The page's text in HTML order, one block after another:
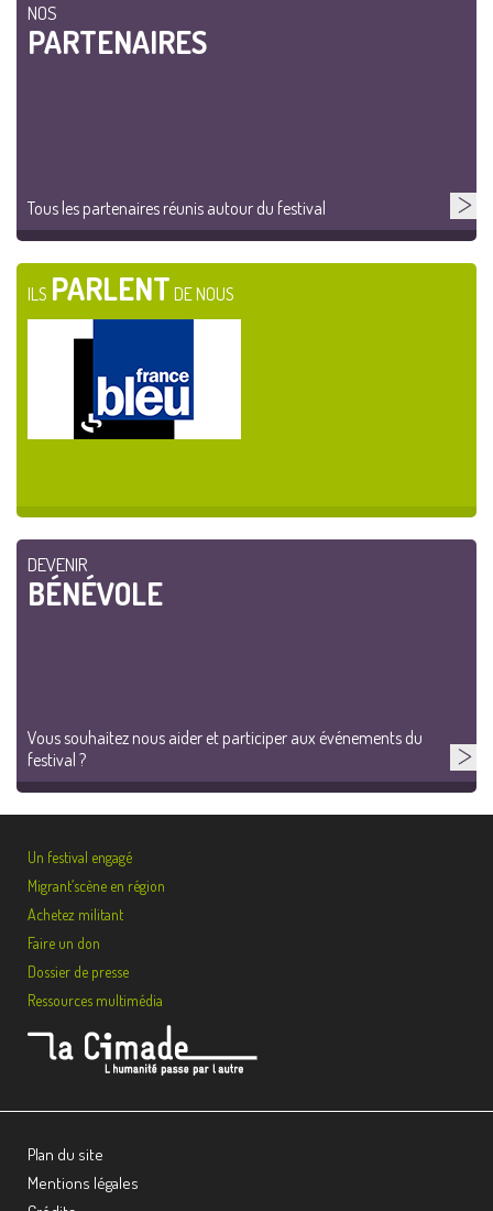
NOS
PARTENAIRES
Tous les partenaires réunis autour du festival
ILS PARLENT DE NOUS
DEVENIR
BÉNÉVOLE
Vous souhaitez nous aider et participer aux événements du
festival ?
Un festival engagé
Migrant’scène en région
Achetez militant
Faire un don
Dossier de presse
Ressources multimédia
Plan du site
Mentions légales